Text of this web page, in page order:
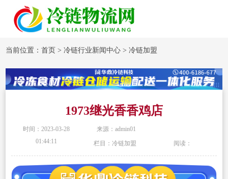
当前位置：首页 >冷链行业新闻中心 >冷链加盟
1973继光香香鸡店
时间：2023-03-28
01:44:11
来源：admin01
栏目：冷链加盟 阅读：